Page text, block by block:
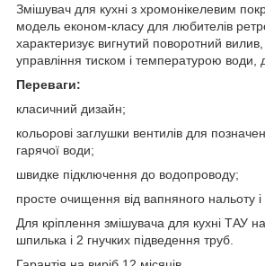
Змішувач для кухні з хромонікелевим
модель економ-класу для любителів
характеризує вигнутий поворотний
управління тиском і температурою води,
Переваги:
класичний дизайн;
кольорові заглушки вентилів для
гарячої води;
швидке підключення до водопроводу;
просте очищення від вапняного нальоту і
Для кріплення змішувача для кухні ТАУ
шпилька і 2 гнучких підведення труб.